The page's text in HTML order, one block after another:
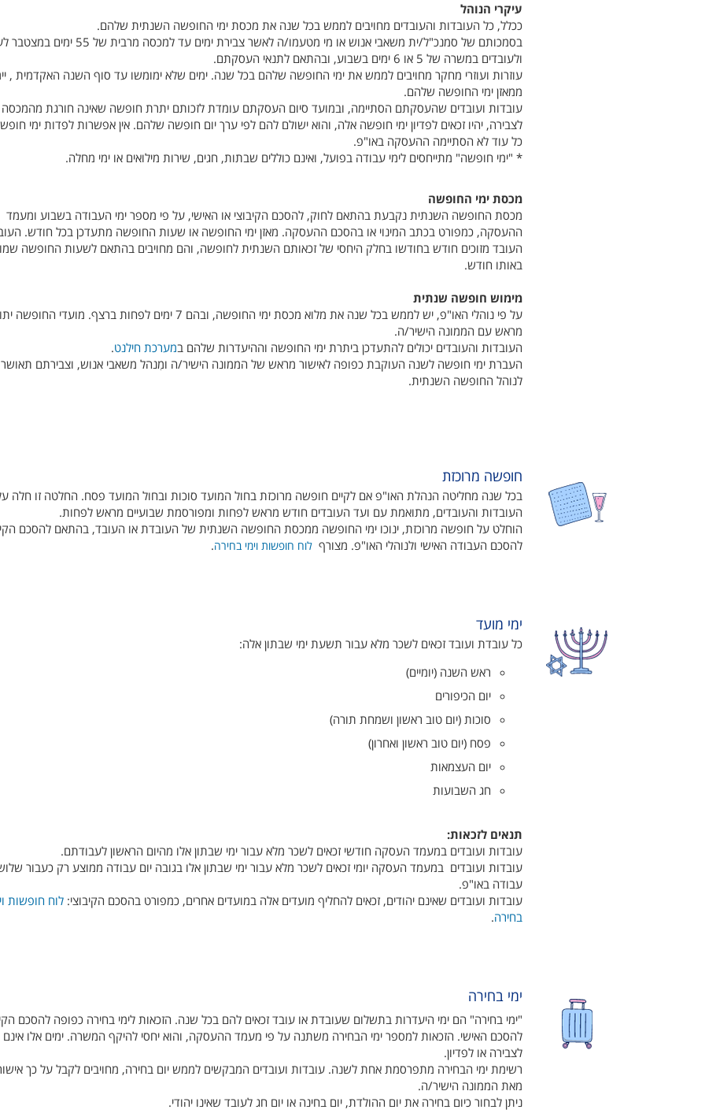
עיקרי הנוהל
ככלל, כל העובדות והעובדים מחויבים לממש בכל שנה את מכסת ימי החופשה השנתית שלהם.
בסמכותם של סמנכ"ל/ית משאבי אנוש או מי מטעמו/ה לאשר צבירת ימים עד
ולעובדים במשרה של 5 או 6 ימים בשבוע, ובהתאם לתנאי העסקתם.
עוזרות ועוזרי מחקר מחויבים לממש את ימי החופשה שלהם בכל שנה. ימים שלא ימומשו עד סוף השנה האקדמית ,
ממאזן ימי החופשה שלהם.
עובדות ועובדים שהעסקתם הסתיימה, ובמועד סיום העסקתם עומדת לזכותם יתרת חופשה שאינה חורגת
לצבירה, יהיו זכאים לפדיון ימי חופשה אלה, והוא ישולם להם לפי ערך יום חופשה שלהם. אין אפשרות לפדות ימי
כל עוד לא הסתיימה ההעסקה באו"פ.
* "ימי חופשה" מתייחסים לימי עבודה בפועל, ואינם כוללים שבתות, חגים, שירות מילואים או ימי מחלה.
מכסת ימי החופשה
מכסת החופשה השנתית נקבעת בהתאם לחוק, להסכם הקיבוצי או האישי, על פי מספר ימי העבודה בשבוע ומעמד
ההעסקה, כמפורט בכתב המינוי או בהסכם ההעסקה. מאזן ימי החופשה או שעות החופשה מתעדכן בכל חודש.
העובד מזוכים חודש בחודשו בחלק היחסי של זכאותם השנתית לחופשה, והם מחויבים בהתאם לשעות החופשה
באותו חודש.
מימוש חופשה שנתית
על פי נוהלי האו"פ, יש לממש בכל שנה את מלוא מכסת ימי החופשה, ובהם 7 ימים לפחות ברצף. מועדי
מראש עם הממונה הישיר/ה.
העובדות והעובדים יכולים להתעדכן ביתרת ימי החופשה וההיעדרות שלהם במערכת חילנט.
העברת ימי חופשה לשנה העוקבת כפופה לאישור מראש של הממונה הישיר/ה ומִנהל משאבי אנוש, וצבירתם
לנוהל החופשה השנתית.
חופשה מרוכזת
בכל שנה מחליטה הנהלת האו"פ אם לקיים חופשה מרוכזת בחול המועד סוכות ובחול המועד פסח. החלטה זו חלה
העובדות והעובדים, מתואמת עם ועד העובדים חודש מראש לפחות ומפורסמת שבועיים מראש לפחות.
הוחלט על חופשה מרוכזת, ינוכו ימי החופשה ממכסת החופשה השנתית של העובדת או העובד, בהתאם להסכם
להסכם העבודה האישי ולנוהלי האו"פ. מצורף לוח חופשות וימי בחירה.
ימי מועד
כל עובדת ועובד זכאים לשכר מלא עבור תשעת ימי שבתון אלה:
ראש השנה (יומיים)
יום הכיפורים
סוכות (יום טוב ראשון ושמחת תורה)
פסח (יום טוב ראשון ואחרון)
יום העצמאות
חג השבועות
תנאים לזכאות:
עובדות ועובדים במעמד העסקה חודשי זכאים לשכר מלא עבור ימי שבתון אלו מהיום הראשון לעבודתם.
עובדות ועובדים במעמד העסקה יומי זכאים לשכר מלא עבור ימי שבתון אלו בגובה יום עבודה ממוצע רק כעבור
עבודה באו"פ.
עובדות ועובדים שאינם יהודים, זכאים להחליף מועדים אלה במועדים אחרים, כמפורט בהסכם הקיבוצי: לוח חופשות
בחירה.
ימי בחירה
"ימי בחירה" הם ימי היעדרות בתשלום שעובדת או עובד זכאים להם בכל שנה. הזכאות לימי בחירה כפופה להסכם
להסכם האישי. הזכאות למספר ימי הבחירה משתנה על פי מעמד ההעסקה, והוא יחסי להיקף המשרה. ימים אלו אינם
לצבירה או לפדיון.
רשימת ימי הבחירה מתפרסמת אחת לשנה. עובדות ועובדים המבקשים לממש יום בחירה, מחויבים לקבל על כך
מאת הממונה הישיר/ה.
ניתן לבחור כיום בחירה את יום ההולדת, יום בחינה או יום חג לעובד שאינו יהודי.